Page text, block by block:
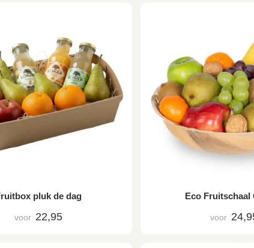
pluk de dag
voor 22,95
Eco Fruitschaal
voor